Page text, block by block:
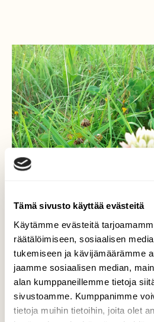
Tämä sivusto käyttää evästeitä
Käytämme evästeitä
räätälöimiseen, sosiaalisen
tukemiseen ja kävijämäärämme
jaamme sosiaalisen median,
alan kumppaneillemme tietoja
sivustoamme. Kumppanimme
tietoja muihin tietoihin, joita olet